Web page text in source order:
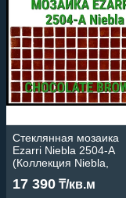
Стеклянная мозаика
Ezarri Niebla 2504-А
(Коллекция Niebla,
Chocolate brown,
коричневая)
17 390 ₸/кв.м